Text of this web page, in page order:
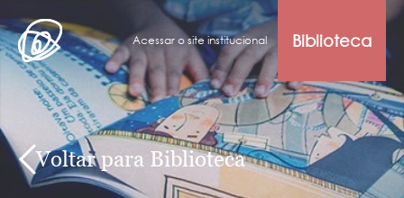
Acessar o site institucional Biblioteca
Voltar para Biblioteca